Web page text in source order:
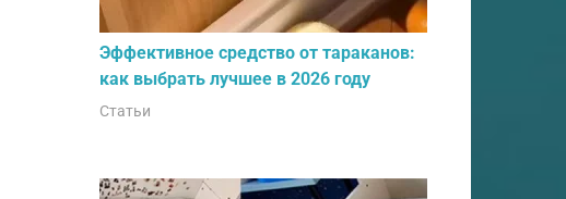
Эффективное средство от тараканов:
как выбрать лучшее в 2026 году
Статьи